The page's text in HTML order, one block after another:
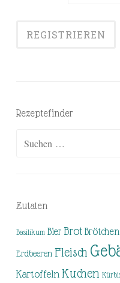
Rezeptefinder
Zutaten
Basilikum Bier Brot Brötchen
Erdbeeren Fleisch
Kartoffeln Kuchen